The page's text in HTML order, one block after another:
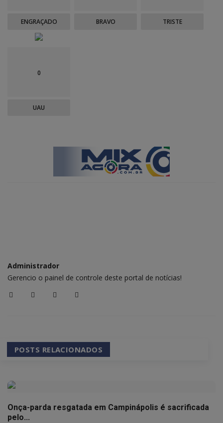
ENGRAÇADO BRAVO TRISTE
0
UAU
Administrador
Gerencio o painel de controle deste portal de notícias!
POSTS RELACIONADOS
Onça-parda resgatada em Campinápolis é sacrificada
pelo...